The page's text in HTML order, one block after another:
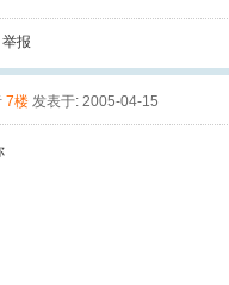
举报
7楼 发表于: 2005-04-15